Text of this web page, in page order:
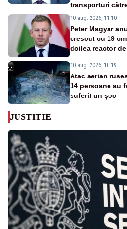
transporturi
10 aug. 2026, 11:10
Peter Magyar
crescut cu 19
doilea reactor
10 aug. 2026, 10:19
Atac aerian
14 persoane au
suferit un șoc
JUSTITIE